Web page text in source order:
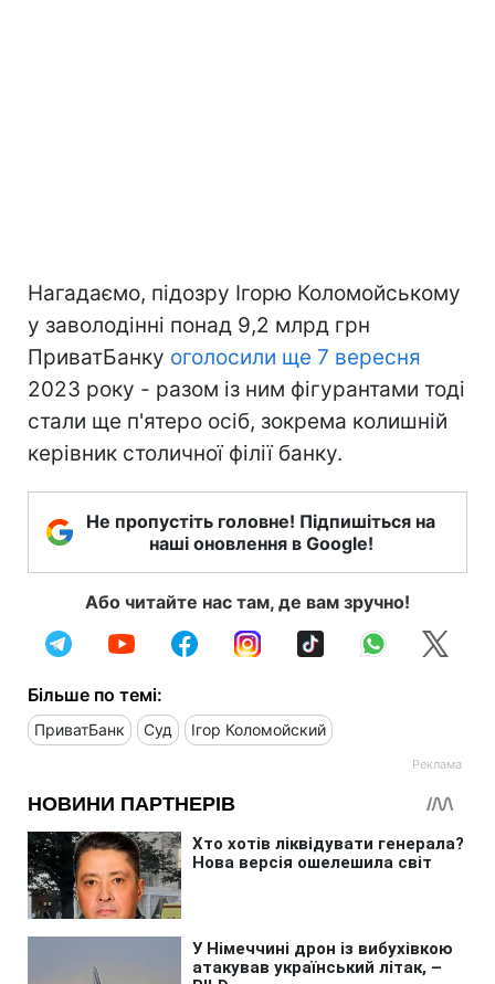
Нагадаємо, підозру Ігорю Коломойському
у заволодінні понад 9,2 млрд грн
ПриватБанку оголосили ще 7 вересня
2023 року - разом із ним фігурантами тоді
стали ще п'ятеро осіб, зокрема колишній
керівник столичної філії банку.
Не пропустіть головне! Підпишіться на
наші оновлення в Google!
Або читайте нас там, де вам зручно!
Більше по темі:
ПриватБанк Суд Ігор Коломойский